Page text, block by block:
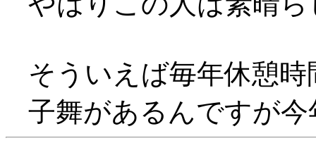
そういえば毎年休憩
子舞があるんですが